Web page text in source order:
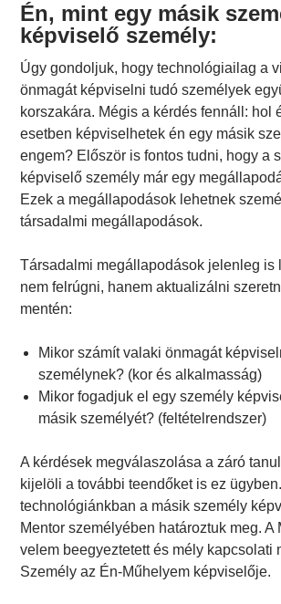
Én, mint egy másik
képviselő személy:
Úgy gondoljuk, hogy technológiailag a
önmagát képviselni tudó személyek
korszakára. Mégis a kérdés fennáll: hol
esetben képviselhetek én egy másik
engem? Először is fontos tudni, hogy a
képviselő személy már egy
Ezek a megállapodások lehetnek
társadalmi megállapodások.
Társadalmi megállapodások jelenleg is
nem felrúgni, hanem aktualizálni
mentén:
Mikor számít valaki önmagát
személynek? (kor és alkalmasság)
Mikor fogadjuk el egy személy
másik személyét? (feltételrendszer)
A kérdések megválaszolása a záró
kijelöli a további teendőket is ez
technológiánkban a másik személy
Mentor személyében határoztuk meg. A
velem beegyeztetett és mély kapcsolati
Személy az Én-Műhelyem képviselője.